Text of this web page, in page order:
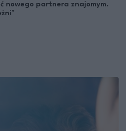
nowego partnera znajomym.